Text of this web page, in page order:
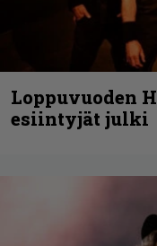
Loppuvuoden
esiintyjät julki